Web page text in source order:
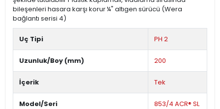
bileşenleri hasara karşı korur ¼" altıgen sürücü (Wera
bağlantı serisi 4)
Uç Tipi PH 2
Uzunluk/Boy (mm) 200
İçerik Tek
Model/Seri 853/4 ACR® SL